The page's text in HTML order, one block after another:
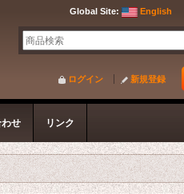
Global Site: English
ログイン 新規登録
わせ リンク